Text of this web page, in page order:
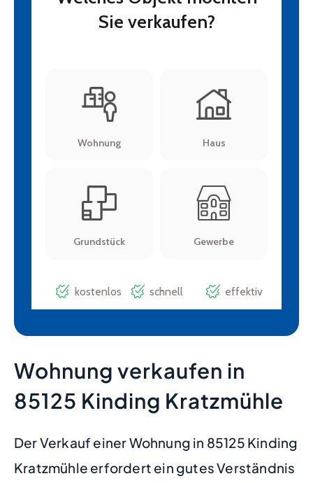
Wohnung verkaufen in
85125 Kinding Kratzmühle
Der Verkauf einer Wohnung in 85125 Kinding
Kratzmühle erfordert ein gutes Verständnis